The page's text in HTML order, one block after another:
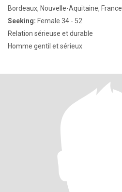
Bordeaux, Nouvelle-Aquitaine, France
Seeking: Female 34 - 52
Relation sérieuse et durable
Homme gentil et sérieux